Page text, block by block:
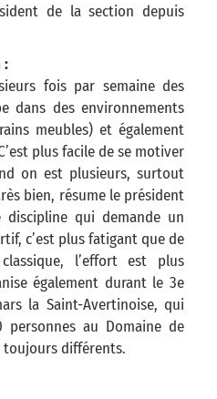
de la section depuis
:
fois par semaine des
dans des environnements
meubles) et également
plus facile de se motiver
on est plusieurs, surtout
bien, résume le président
discipline qui demande un
c’est plus fatigant que de
l’effort est plus
également durant le 3e
la Saint-Avertinoise, qui
au Domaine de
toujours différents.